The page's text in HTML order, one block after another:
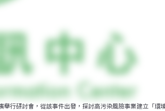
行研討會，從該事件出發，探討高污染風險事業建立「環